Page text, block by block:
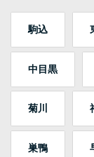
駒込
中目黒
菊川
巣鴨